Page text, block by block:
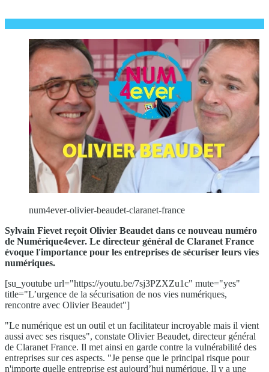
num4ever-olivier-beaudet-claranet-france
Sylvain Fievet reçoit Olivier Beaudet dans ce nouveau numéro
de Numérique4ever. Le directeur général de Claranet France
évoque l'importance pour les entreprises de sécuriser leurs vies
numériques.
[su_youtube url="https://youtu.be/7sj3PZXZu1c" mute="yes"
title="L’urgence de la sécurisation de nos vies numériques,
rencontre avec Olivier Beaudet"]
"Le numérique est un outil et un facilitateur incroyable mais il vient
aussi avec ses risques", constate Olivier Beaudet, directeur général
de Claranet France. Il met ainsi en garde contre la vulnérabilité des
entreprises sur ces aspects. "Je pense que le principal risque pour
n'importe quelle entreprise est aujourd’hui numérique. Il y a une